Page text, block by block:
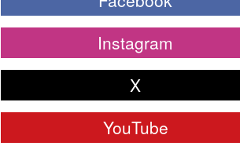
Instagram
X
YouTube